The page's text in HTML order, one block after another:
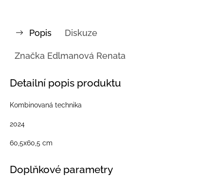
Popis Diskuze
Značka Edlmanová Renata
Detailní popis produktu
Kombinovaná technika
2024
60,5x60,5 cm
Doplňkové parametry